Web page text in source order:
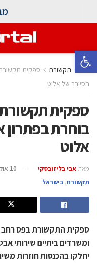
פתח סרגל נגישות
בית תקשורת
ספקית
הסייבר של אלוט
ספקית
בוחרת
אלוט
מאת אבי בליזובסקי
10 אוקטובר 2021
תקשורת, בישראל
ספקית התקשורת בפס רחב
ומשרדים ביתיים שירותי
יחלקו בהכנסות חוזרות